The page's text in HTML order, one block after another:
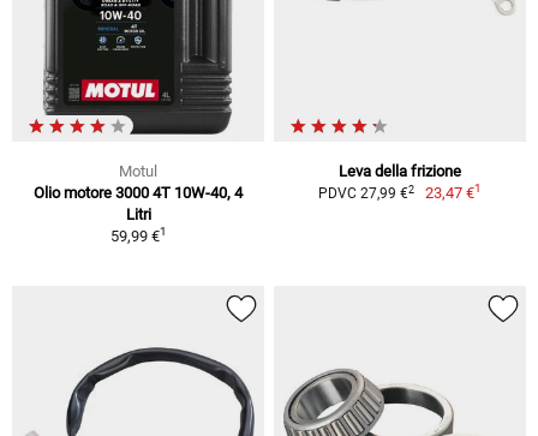
Motul
Olio motore 3000 4T 10W-40, 4
Litri
59,99 €1
Leva della frizione
PDVC 27,99 €2 23,47 €1